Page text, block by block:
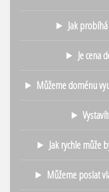
Jak
Je cena
Můžeme doménu
Jak rychle může
Můžeme poslat